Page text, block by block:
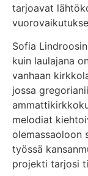
tarjoavat
Sofia
kuin laulajana
vanhaan
jossa
melodiat
olemassaoloon
työssä
projekti tarjosi